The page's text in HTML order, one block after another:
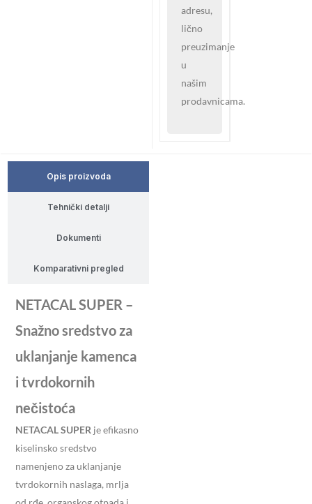
adresu,
lično
preuzimanje
u
našim
prodavnicama.
Opis proizvoda
Tehnički detalji
Dokumenti
Komparativni pregled
NETACAL SUPER –
Snažno sredstvo za
uklanjanje kamenca
i tvrdokornih
nečistoća
NETACAL SUPER je efikasno
kiselinsko sredstvo
namenjeno za uklanjanje
tvrdokornih naslaga, mrlja